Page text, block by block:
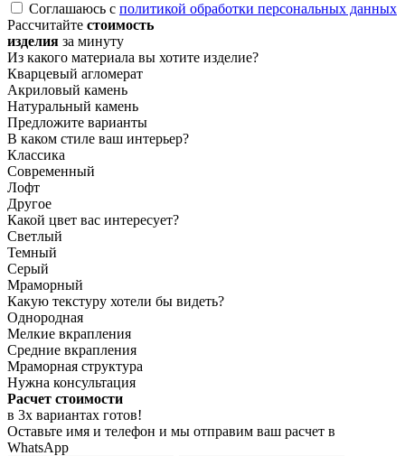
Соглашаюсь с политикой обработки персональных данных
Рассчитайте стоимость
изделия за минуту
Из какого материала вы хотите изделие?
Кварцевый агломерат
Акриловый камень
Натуральный камень
Предложите варианты
В каком стиле ваш интерьер?
Классика
Современный
Лофт
Другое
Какой цвет вас интересует?
Светлый
Темный
Серый
Мраморный
Какую текстуру хотели бы видеть?
Однородная
Мелкие вкрапления
Средние вкрапления
Мраморная структура
Нужна консультация
Расчет стоимости
в 3х вариантах готов!
Оставьте имя и телефон и мы отправим ваш расчет в
WhatsApp